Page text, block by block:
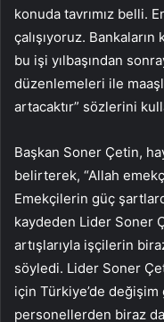
konuda tavrımız belli.
çalışıyoruz. Bankaların
bu işi yılbaşından
düzenlemeleri ile
artacaktır” sözlerini
Başkan Soner Çetin,
belirterek, “Allah
Emekçilerin güç
kaydeden Lider Soner
artışlarıyla işçilerin
söyledi. Lider Soner
için Türkiye’de
personellerden biraz